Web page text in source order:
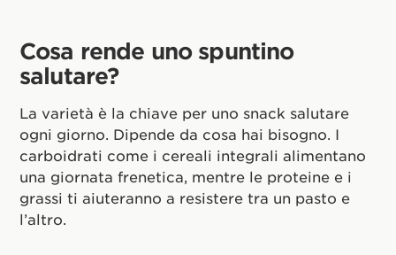
Cosa rende uno spuntino
salutare?
La varietà è la chiave per uno snack salutare
ogni giorno. Dipende da cosa hai bisogno. I
carboidrati come i cereali integrali alimentano
una giornata frenetica, mentre le proteine e i
grassi ti aiuteranno a resistere tra un pasto e
l’altro.